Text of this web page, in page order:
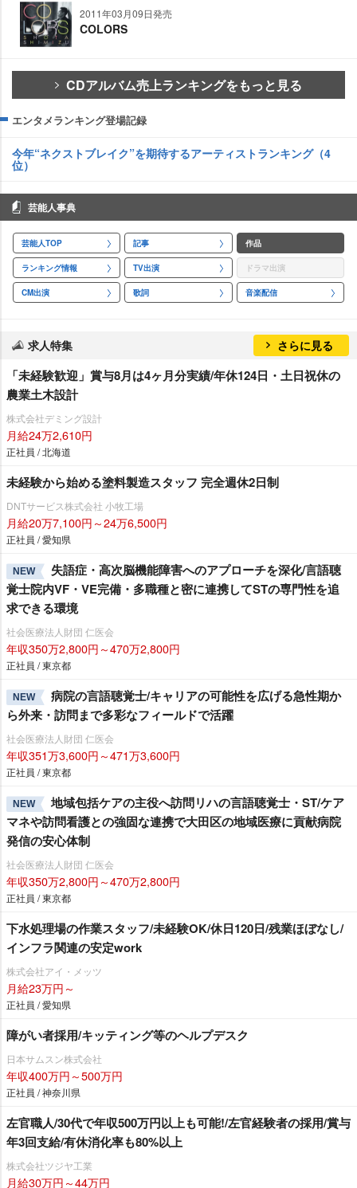
2011年03月09日発売
COLORS
CDアルバム売上ランキングをもっと見る
エンタメランキング登場記録
今年“ネクストブレイク”を期待するアーティストランキング（4
位）
芸能人事典
芸能人TOP 記事 作品
ランキング情報 TV出演 ドラマ出演
CM出演 歌詞 音楽配信
求人特集 さらに見る
「未経験歓迎」賞与8月は4ヶ月分実績/年休124日・土日祝休の
農業土木設計
株式会社デミング設計
月給24万2,610円
正社員 / 北海道
未経験から始める塗料製造スタッフ 完全週休2日制
DNTサービス株式会社 小牧工場
月給20万7,100円～24万6,500円
正社員 / 愛知県
NEW
失語症・高次脳機能障害へのアプローチを深化/言語聴
覚士院内VF・VE完備・多職種と密に連携してSTの専門性を追
求できる環境
社会医療法人財団 仁医会
年収350万2,800円～470万2,800円
正社員 / 東京都
NEW
病院の言語聴覚士/キャリアの可能性を広げる急性期か
ら外来・訪問まで多彩なフィールドで活躍
社会医療法人財団 仁医会
年収351万3,600円～471万3,600円
正社員 / 東京都
NEW
地域包括ケアの主役へ訪問リハの言語聴覚士・ST/ケア
マネや訪問看護との強固な連携で大田区の地域医療に貢献病院
発信の安心体制
社会医療法人財団 仁医会
年収350万2,800円～470万2,800円
正社員 / 東京都
下水処理場の作業スタッフ/未経験OK/休日120日/残業ほぼなし/
インフラ関連の安定work
株式会社アイ・メッツ
月給23万円～
正社員 / 愛知県
障がい者採用/キッティング等のヘルプデスク
日本サムスン株式会社
年収400万円～500万円
正社員 / 神奈川県
左官職人/30代で年収500万円以上も可能!/左官経験者の採用/賞与
年3回支給/有休消化率も80%以上
株式会社ツジヤ工業
月給30万円～44万円